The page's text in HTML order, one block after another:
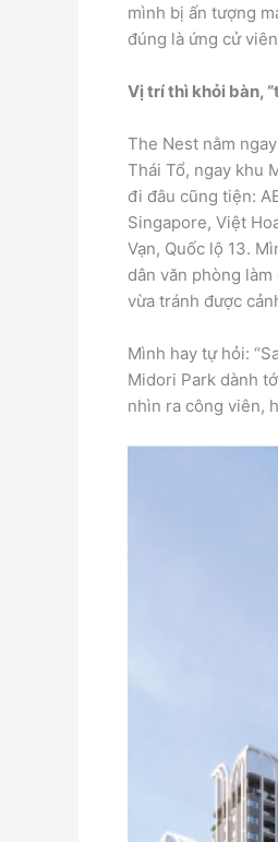
mình bị ấn tượng
đúng là ứng cử
Vị trí thì khỏi bàn,
The Nest nằm
Thái Tổ, ngay khu
đi đâu cũng tiện:
Singapore, Việt
Vạn, Quốc lộ 13.
dân văn phòng
vừa tránh được
Mình hay tự hỏi:
Midori Park dành
nhìn ra công viên,